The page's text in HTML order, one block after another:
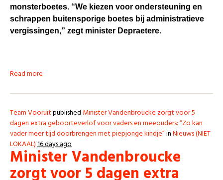
monsterboetes. “We kiezen voor ondersteuning en
schrappen buitensporige boetes bij administratieve
vergissingen,” zegt minister Depraetere.
Read more
Team Vooruitpublished Minister Vandenbroucke zorgt voor 5
dagen extra geboorteverlof voor vaders en meeouders: “Zo kan
vader meer tijd doorbrengen met piepjonge kindje”inNieuws (NIET
LOKAAL)16 days ago
Minister Vandenbroucke
zorgt voor 5 dagen extra